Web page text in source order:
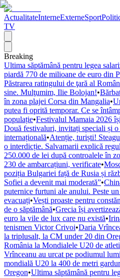
ActualitateInterneExterneSport
TV
Breaking
Ultima săptămână pentru legea
piardă 770 de milioane de euro din
Păstrarea ratingului de ţară al
sine. Mulţumim, Ilie Bolojan!•
în zona plajei Corsa din Mangalia•
putea fi oprită temporar. Ce se
populație•Festivalul Mamaia 2026
Două festivaluri, invitați speciali și o
internațională•Atenție, turiști!
o interdicție. Salvamarii explică
250.000 de lei după controalele în
230 de ambarcațiuni, verificate•
poziția Bulgariei față de Rusia și
Sofiei a devenit mai moderată”•
puternice furtuni ale anului. Peste
evacuați•Vești proaste pentru
de o săptămână•Grecia își
euro la vile de lux care nu există•
tenismen Victor Crivoi•Daria
la triplusalt, la CM under 20 din
România la Mondialele U20 de
Vrînceanu au urcat pe podiumul
mondială U20 la 400 de metri
Oregon•Ultima săptămână pentru